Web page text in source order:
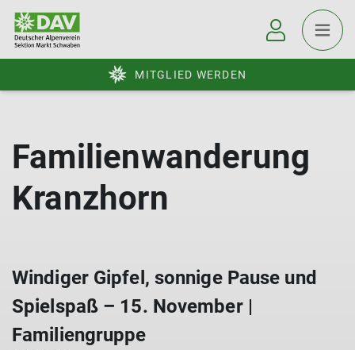
MITGLIED WERDEN
Familienwanderung
Kranzhorn
Windiger Gipfel, sonnige Pause und
Spielspaß – 15. November |
Familiengruppe